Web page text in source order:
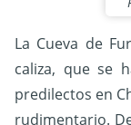
La Cueva de
caliza, que se
predilectos en
rudimentario.